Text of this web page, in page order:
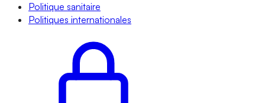
Politique sanitaire
Politiques internationales